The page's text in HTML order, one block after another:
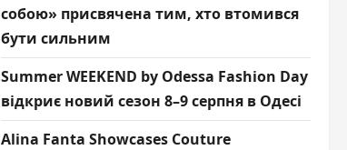
собою» присвячена тим, хто втомився
бути сильним
Summer WEEKEND by Odessa Fashion Day
відкриє новий сезон 8–9 серпня в Одесі
Alina Fanta Showcases Couture